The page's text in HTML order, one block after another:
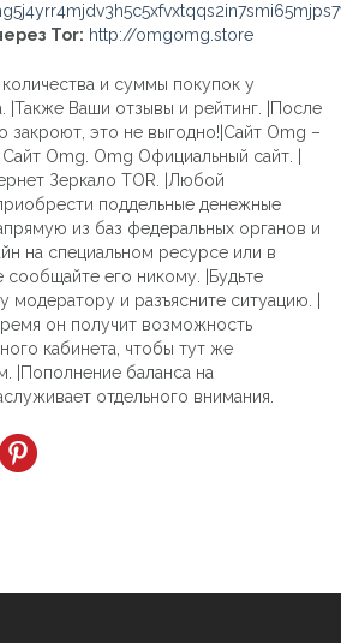
Tor: http://omgomg.store
и суммы покупок у
|Также Ваши отзывы и рейтинг. |После
закроют, это не выгодно!|Сайт Omg –
Omg. Omg Официальный сайт. |
Зеркало TOR. |Любой
поддельные денежные
из баз федеральных органов и
на специальном ресурсе или в
сообщайте его никому. |Будьте
модератору и разъясните ситуацию. |
он получит возможность
кабинета, чтобы тут же
|Пополнение баланса на
отдельного внимания.